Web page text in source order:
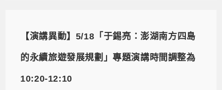
【演講異動】5/18「于錫亮：澎湖南方四島
的永續旅遊發展規劃」專題演講時間調整為
10:20-12:10